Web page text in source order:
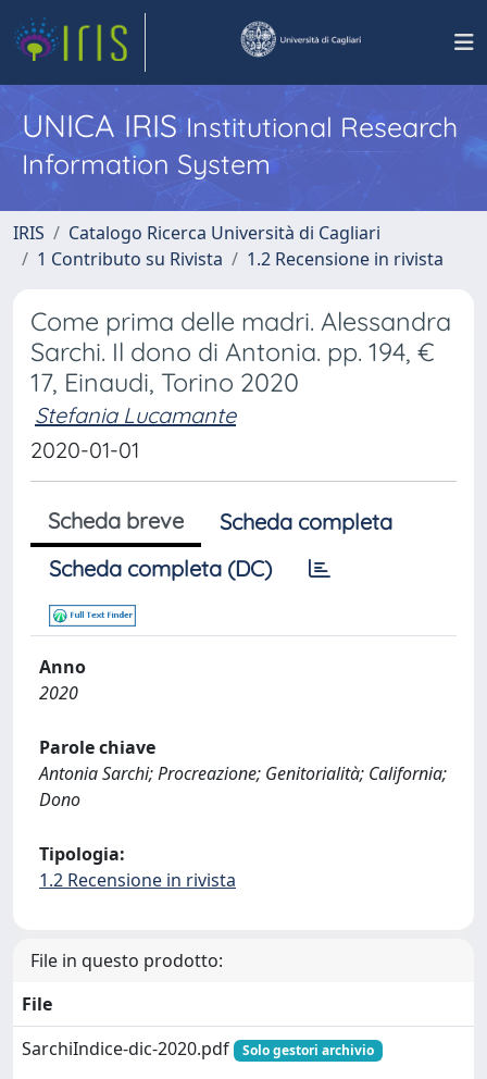
UNICA IRISInstitutional Research
Information System
IRIS
Catalogo Ricerca Università di Cagliari
1 Contributo su Rivista
1.2 Recensione in rivista
Come prima delle madri. Alessandra
Sarchi. Il dono di Antonia. pp. 194, €
17, Einaudi, Torino 2020
Stefania Lucamante
2020-01-01
Scheda breve
Scheda completa
Scheda completa (DC)
Anno
2020
Parole chiave
Antonia Sarchi; Procreazione; Genitorialità; California;
Dono
Tipologia:
1.2 Recensione in rivista
File in questo prodotto:
File
SarchiIndice-dic-2020.pdf
Solo gestori archivio